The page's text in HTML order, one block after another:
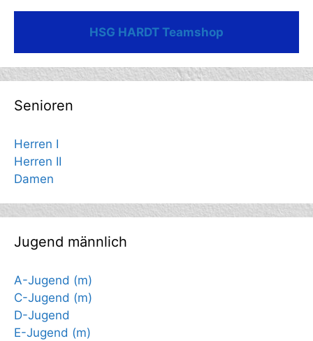
HSG HARDT Teamshop
Senioren
Herren I
Herren II
Damen
Jugend männlich
A-Jugend (m)
C-Jugend (m)
D-Jugend
E-Jugend (m)